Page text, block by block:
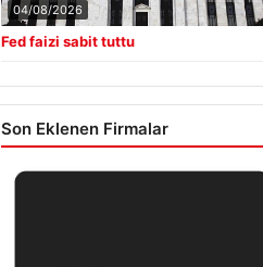
04/08/2026
Fed faizi sabit tuttu
Son Eklenen Firmalar